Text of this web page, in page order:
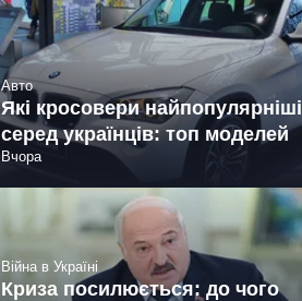
Авто
Які кросовери найпопулярніші
серед українців: топ моделей
Вчора
Війна в Україні
Криза посилюється: до чого